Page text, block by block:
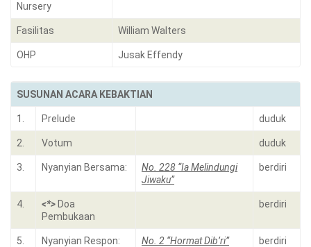
Nursery
Fasilitas William Walters
OHP Jusak Effendy
SUSUNAN ACARA KEBAKTIAN
1. Prelude duduk
2. Votum duduk
3. Nyanyian Bersama:
No. 228 “Ia Melindungi
Jiwaku”
berdiri
4. <*> Doa
Pembukaan
berdiri
5. Nyanyian Respon: No. 2 “Hormat Dib’ri” berdiri